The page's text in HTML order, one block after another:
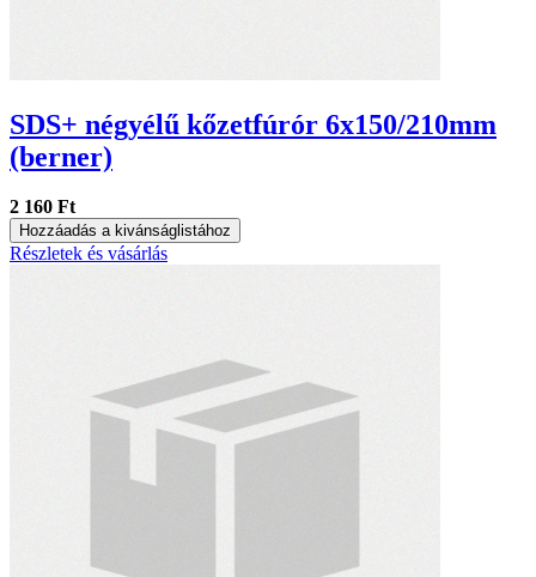
SDS+ négyélű kőzetfúrór 6x150/210mm
(berner)
2 160 Ft
Hozzáadás a kivánságlistához
Részletek és vásárlás